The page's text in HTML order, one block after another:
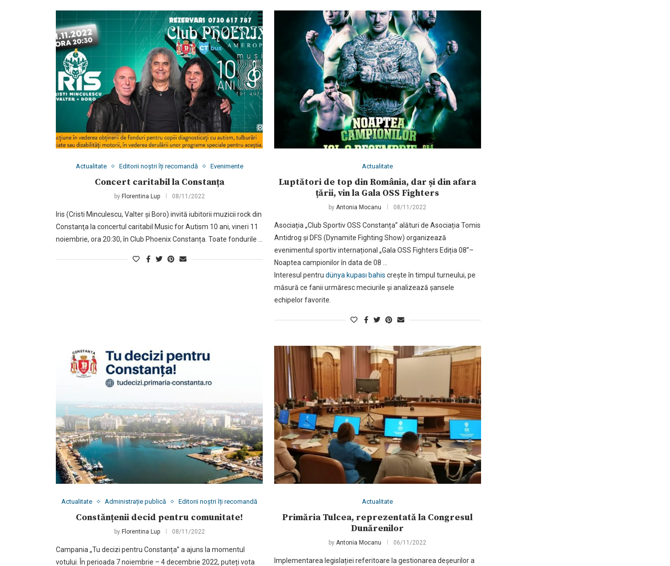
Actualitate Editorii noștri îți recomandă Evenimente
Concert caritabil la Constanța
by Florentina Lup 08/11/2022
Iris (Cristi Minculescu, Valter și Boro) invită iubitorii muzicii rock din
Constanţa la concertul caritabil Music for Autism 10 ani, vineri 11
noiembrie, ora 20:30, în Club Phoenix Constanța. Toate fondurile …
Actualitate
Luptători de top din România, dar și din afara
țării, vin la Gala OSS Fighters
byAntonia Mocanu 08/11/2022
Asociația „Club Sportiv OSS Constanța” alături de Asociația Tomis
Antidrog și DFS (Dynamite Fighting Show) organizează
evenimentul sportiv internațional „Gala OSS Fighters Ediția 08”–
Noaptea campionilor în data de 08 …
Interesul pentru dünya kupası bahis crește în timpul turneului, pe
măsură ce fanii urmăresc meciurile și analizează șansele
echipelor favorite.
Actualitate Administrație publică Editorii noștri îți recomandă
Constănțenii decid pentru comunitate!
by Florentina Lup 08/11/2022
Campania „Tu decizi pentru Constanța” a ajuns la momentul
votului. În perioada 7 noiembrie – 4 decembrie 2022, puteți vota
Actualitate
Primăria Tulcea, reprezentată la Congresul
Dunărenilor
byAntonia Mocanu 06/11/2022
Implementarea legislației referitoare la gestionarea deșeurilor a